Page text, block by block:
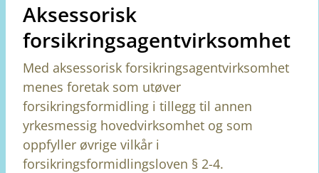
Aksessorisk
forsikringsagentvirksomhet
Med aksessorisk forsikringsagentvirksomhet
menes foretak som utøver
forsikringsformidling i tillegg til annen
yrkesmessig hovedvirksomhet og som
oppfyller øvrige vilkår i
forsikringsformidlingsloven § 2-4.